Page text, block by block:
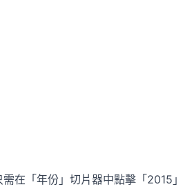
在「年份」切片器中點擊「2015